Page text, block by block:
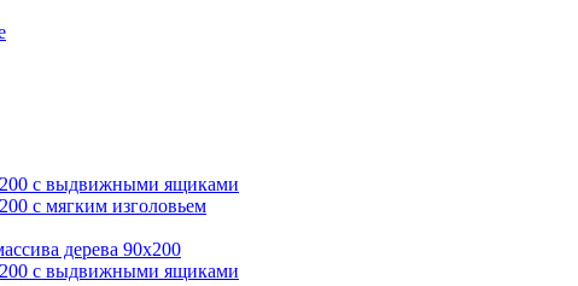
с выдвижными ящиками
с мягким изголовьем
дерева 90х200
с выдвижными ящиками